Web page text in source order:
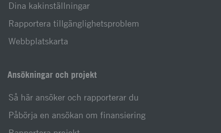
Dina kakinställningar
Rapportera tillgänglighetsproblem
Webbplatskarta
Ansökningar och projekt
Så här ansöker och rapporterar du
Påbörja en ansökan om finansiering